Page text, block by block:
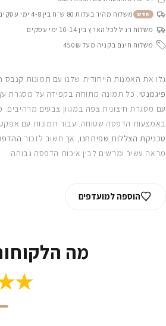
חדש משלוח מהיר בעלות 80 ש״ח בין 4-8 ימי עסקים
משלוח רגיל לכל הארץ בין 10-14 ימי עסקים
משלוח חינם בקניה מעל 450₪
גלו את האמנות הייחודית שלנו עם תמונות קנבס
פיגמנטי. כל תמונה מתוחה בקפידה על מסגרת עץ
עם מסגרת חיצונית צפה במגוון צבעים
באמצעות הדפסה שטוחה. עבור תמונות עם
טכניקת הצללות שפיתחנו, אך חשוב לזכור
מראה עשיר ומרשים לבין איכות הדפסה גבוהה.
הוספה למועדפים
מה